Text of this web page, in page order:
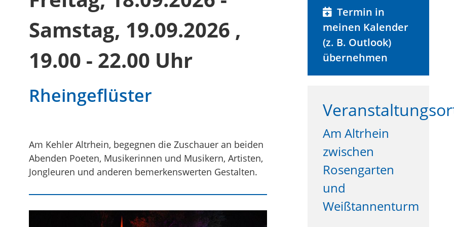
Samstag, 19.09.2026 ,
19.00 - 22.00 Uhr
Rheingeflüster
Am Kehler Altrhein, begegnen die Zuschauer an beiden
Abenden Poeten, Musikerinnen und Musikern, Artisten,
Jongleuren und anderen bemerkenswerten Gestalten.
Termin in
meinen Kalender
(z. B. Outlook)
übernehmen
Am Altrhein
zwischen
Rosengarten
und
Weißtannenturm